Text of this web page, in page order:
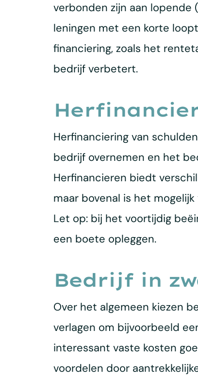
verbonden zijn aan lopende
leningen met een korte
financiering, zoals het
bedrijf verbetert.
Herfinanciering van
bedrijf overnemen en het
Herfinancieren biedt
maar bovenal is het
Let op: bij het voortijdig
een boete opleggen.
Bedrijf in
Over het algemeen kiezen
verlagen om bijvoorbeeld
interessant vaste kosten
voordelen door